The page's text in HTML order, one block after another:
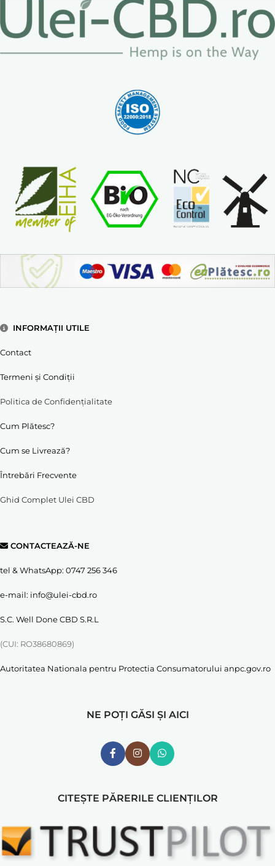
INFORMAȚII UTILE
Contact
Termeni și Condiții
Politica de Confidențialitate
Cum Plătesc?
Cum se Livrează?
Întrebări Frecvente
Ghid Complet Ulei CBD
CONTACTEAZĂ-NE
tel & WhatsApp: 0747 256 346
e-mail: info@ulei-cbd.ro
S.C. Well Done CBD S.R.L
(CUI: RO38680869)
Autoritatea Nationala pentru Protectia Consumatorului anpc.gov.ro
NE POȚI GĂSI ȘI AICI
CITEȘTE PĂRERILE CLIENȚILOR